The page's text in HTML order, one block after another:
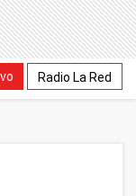
Radio La Red